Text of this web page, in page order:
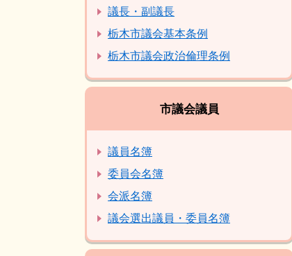
議長・副議長
栃木市議会基本条例
栃木市議会政治倫理条例
市議会議員
議員名簿
委員会名簿
会派名簿
議会選出議員・委員名簿